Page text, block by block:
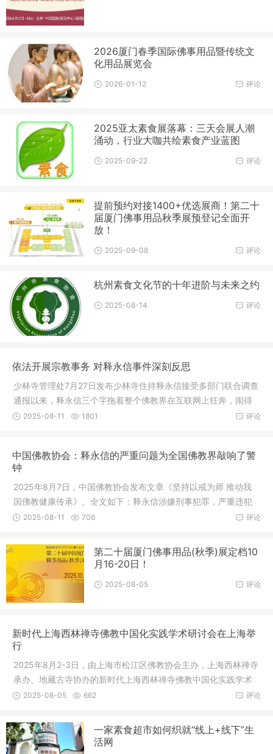
2026厦门春季国际佛事用品暨传统文
化用品展览会
评论
2026-01-12
2025亚太素食展落幕：三天会展人潮
涌动，行业大咖共绘素食产业蓝图
评论
2025-09-22
提前预约对接1400+优选展商！第二十
届厦门佛事用品秋季展预登记全面开
放！
评论
2025-09-08
杭州素食文化节的十年进阶与未来之约
评论
2025-08-14
依法开展宗教事务 对释永信事件深刻反思
少林寺管理处7月27日发布少林寺住持释永信接受多部门联合调查
通报以来，释永信三个字拖着整个佛教界在互联网上狂奔，闹得
沸沸扬
评论
2025-08-11 1801
中国佛教协会：释永信的严重问题为全国佛教界敲响了警
钟
2025年8月7日，中国佛教协会发布文章《坚持以戒为师 推动我
国佛教健康传承》。全文如下：释永信涉嫌刑事犯罪，严重违犯
佛教戒律
评论
2025-08-11 706
第二十届厦门佛事用品(秋季)展定档10
月16-20日！
评论
2025-08-05
新时代上海西林禅寺佛教中国化实践学术研讨会在上海举
行
2025年8月2-3日，由上海市松江区佛教协会主办，上海西林禅寺
承办、地藏古寺协办的新时代上海西林禅寺佛教中国化实践学术
研讨会在
评论
2025-08-05 662
一家素食超市如何织就“线上+线下”生
活网